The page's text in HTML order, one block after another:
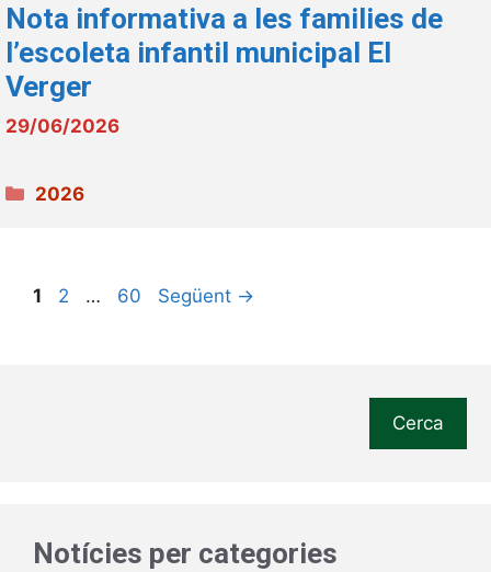
Nota informativa a les families de
l’escoleta infantil municipal El
Verger
29/06/2026
Categories
2026
Pàgina
1 Pàgina
2 … Pàgina
60 Següent →
Cerca
Notícies per categories